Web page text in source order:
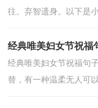
往。弃智遗身。以下是
经典唯美妇女节祝福
经典唯美妇女节祝福句
替，有一种温柔无人可